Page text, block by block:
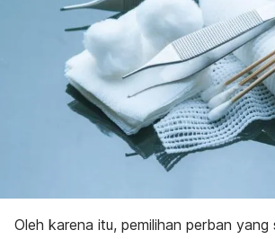
Oleh karena itu, pemilihan perban yang